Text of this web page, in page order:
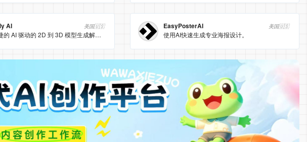
AI 美国🇺🇸
一个便捷的 AI 驱动的 2D 到 3D 模型生成解决方案，尤其适用于需要快速从现有图像资源创建 3D 内容的场景。
EasyPosterAI 美国🇺🇸
使用AI快速生成专业海报设计。